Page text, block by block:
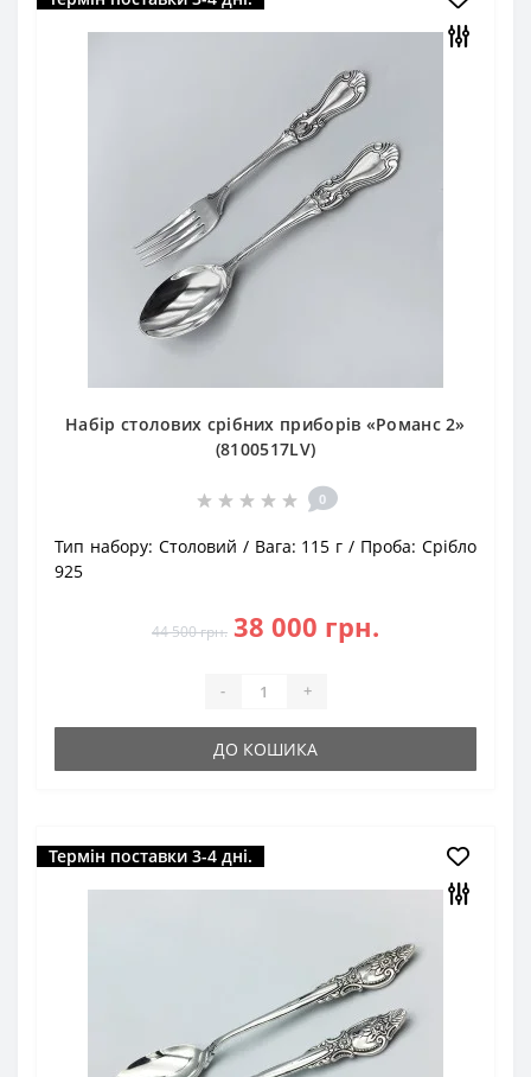
Набір столових срібних приборів «Романс 2»
(8100517LV)
0
Тип набору: Столовий Вага: 115 г Проба: Срібло
925
44 500 грн. 38 000 грн.
- +
ДО КОШИКА
Термін поставки 3-4 дні.